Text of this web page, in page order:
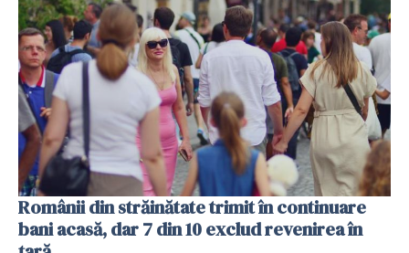
Românii din străinătate trimit în continuare
bani acasă, dar 7 din 10 exclud revenirea în